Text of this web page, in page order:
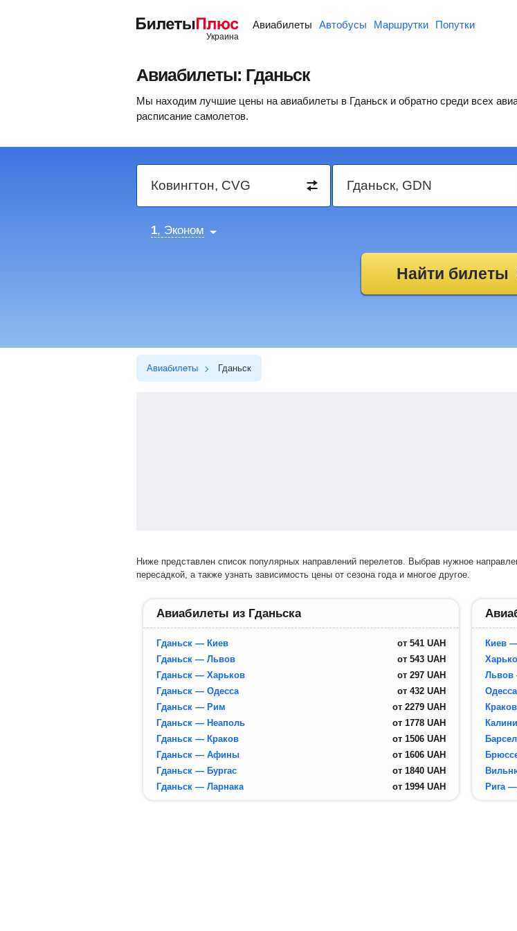
Авиабилеты Автобусы Маршрутки Попутки
Авиабилеты: Гданьск
Мы находим лучшие цены на авиабилеты в Гданьск и обратно среди всех
расписание самолетов.
1, Эконом
Найти билеты
Авиабилеты Гданьск
Ниже представлен список популярных направлений перелетов. Выбрав нужное направление, вы сможете купить билет на прямой рейс или авиарейс с
пересадкой, а также узнать зависимость цены от сезона года и многое другое.
Авиабилеты из Гданьска
Гданьск — Киев от 541 UAH
Гданьск — Львов
от 543 UAH
Гданьск — Харьков
от 297 UAH
Гданьск — Одесса
от 432 UAH
Гданьск — Рим
от 2279 UAH
Гданьск — Неаполь
от 1778 UAH
Гданьск — Краков
от 1506 UAH
Гданьск — Афины
от 1606 UAH
Гданьск — Бургас
от 1840 UAH
Гданьск — Ларнака
от 1994 UAH
Киев
Львов
Рига